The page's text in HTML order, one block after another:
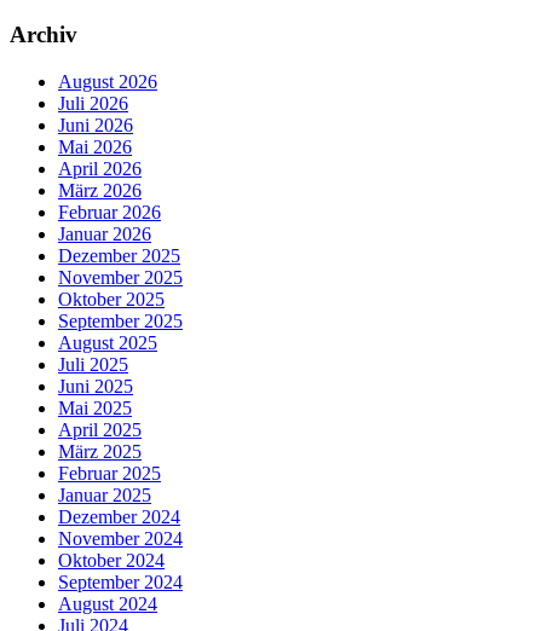
Archiv
August 2026
Juli 2026
Juni 2026
Mai 2026
April 2026
März 2026
Februar 2026
Januar 2026
Dezember 2025
November 2025
Oktober 2025
September 2025
August 2025
Juli 2025
Juni 2025
Mai 2025
April 2025
März 2025
Februar 2025
Januar 2025
Dezember 2024
November 2024
Oktober 2024
September 2024
August 2024
Juli 2024